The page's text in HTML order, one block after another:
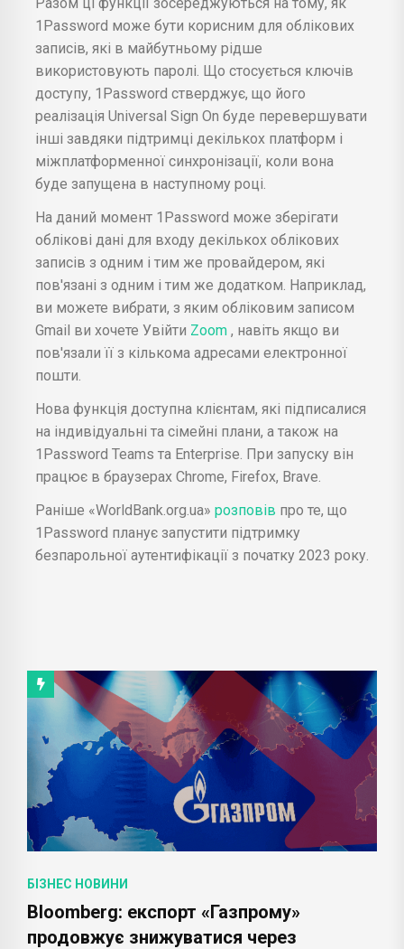
1Password може бути корисним для облікових
записів, які в майбутньому рідше
використовують паролі. Що стосується ключів
доступу, 1Password стверджує, що його
реалізація Universal Sign On буде перевершувати
інші завдяки підтримці декількох платформ і
міжплатформенної синхронізації, коли вона
буде запущена в наступному році.
На даний момент 1Password може зберігати
облікові дані для входу декількох облікових
записів з одним і тим же провайдером, які
пов'язані з одним і тим же додатком. Наприклад,
ви можете вибрати, з яким обліковим записом
Gmail ви хочете Увійти Zoom , навіть якщо ви
пов'язали її з кількома адресами електронної
пошти.
Нова функція доступна клієнтам, які підписалися
на індивідуальні та сімейні плани, а також на
1Password Teams та Enterprise. При запуску він
працює в браузерах Chrome, Firefox, Brave.
Раніше «WorldBank.org.ua» розповів про те, що
1Password планує запустити підтримку
безпарольної аутентифікації з початку 2023 року.
БІЗНЕС НОВИНИ
Bloomberg: експорт «Газпрому»
продовжує знижуватися через